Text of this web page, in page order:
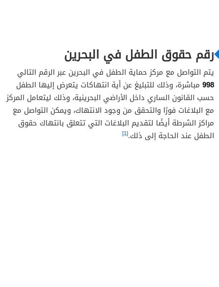
رقم حقوق الطفل في البحرين
يتم التواصل مع مركز حماية الطفل في البحرين عبر الرقم التالي
998 مباشرة، وذلك للتبليغ عن أية انتهاكات يتعرض إليها الطفل
حسب القانون الساري داخل الأراضي البحرينية، وذلك ليتعامل المركز
مع البلاغات فورًا والتحقق من وجود الانتهاك، ويمكن التواصل مع
مراكز الشرطة أيضًا لتقديم البلاغات التي تتعلق بانتهاك حقوق
الطفل عند الحاجة إلى ذلك.[1]